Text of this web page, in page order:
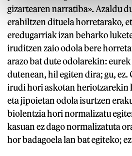
gizartearen narratiba». Azaldu
erabiltzen dituela horretarako,
eredugarriak izan beharko
iruditzen zaio odola bere
arazo bat dute odolarekin:
dutenean, hil egiten dira; gu, ez.
irudi hori askotan heriotzarekin
eta jipoietan odola isurtzen
biolentzia hori normalizatu
kasuan ez dago normalizatuta
hor badagoela lan bat egiteko;